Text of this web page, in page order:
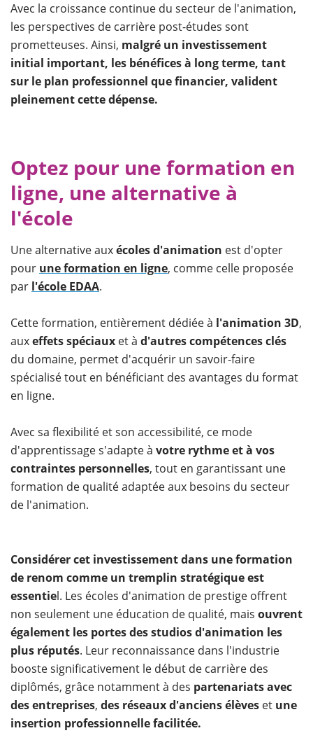
Avec la croissance continue du secteur de l'animation,
les perspectives de carrière post-études sont
prometteuses. Ainsi, malgré un investissement
initial important, les bénéfices à long terme, tant
sur le plan professionnel que financier, valident
pleinement cette dépense.
Optez pour une formation en
ligne, une alternative à
l'école
Une alternative auxécoles d'animation est d'opter
pour une formation en ligne, comme celle proposée
par l'école EDAA.
Cette formation, entièrement dédiée à l'animation 3D,
auxeffets spéciaux et à d'autres compétences clés
du domaine, permet d'acquérir un savoir-faire
spécialisé tout en bénéficiant des avantages du format
en ligne.
Avec sa flexibilité et son accessibilité, ce mode
d'apprentissage s'adapte à votre rythme et à vos
contraintes personnelles, tout en garantissant une
formation de qualité adaptée aux besoins du secteur
de l'animation.
Considérer cet investissement dans une formation
de renom comme un tremplin stratégique est
essentiel. Les écoles d'animation de prestige offrent
non seulement une éducation de qualité, mais ouvrent
également les portes des studios d'animation les
plus réputés. Leur reconnaissance dans l'industrie
booste significativement le début de carrière des
diplômés, grâce notamment à des partenariats avec
des entreprises, des réseaux d'anciens élèves et une
insertion professionnelle facilitée.